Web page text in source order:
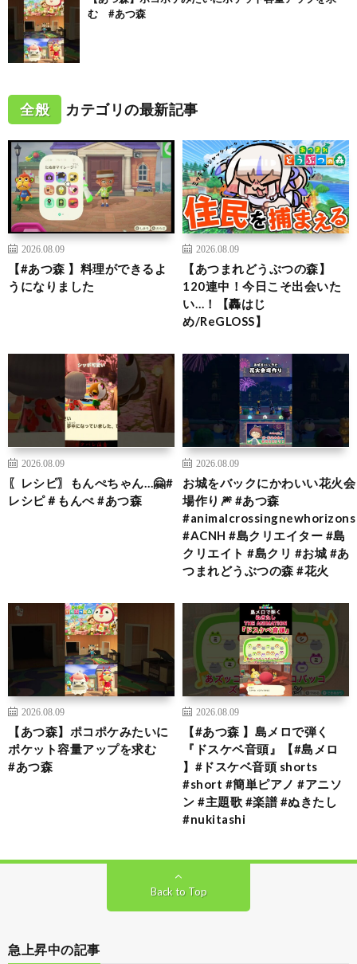
む #あつ森
全般 カテゴリの最新記事
2026.08.09
【#あつ森 】料理ができるよ
うになりました
2026.08.09
【あつまれどうぶつの森】
120連中！今日こそ出会いた
い…！【轟はじ
め/ReGLOSS】
2026.08.09
〖レシピ〗もんぺちゃん…🤗#
レシピ＃もんぺ #あつ森
2026.08.09
お城をバックにかわいい花火会
場作り🎆 #あつ森
#animalcrossingnewhorizons
#ACNH #島クリエイター #島
クリエイト #島クリ #お城 #あ
つまれどうぶつの森 #花火
2026.08.09
【あつ森】ポコポケみたいに
ポケット容量アップを求む
#あつ森
2026.08.09
【#あつ森 】島メロで弾く
『ドスケベ音頭』【#島メロ
】#ドスケベ音頭 shorts
#short #簡単ピアノ #アニソ
ン #主題歌 #楽譜 #ぬきたし
#nukitashi
Back to Top
急上昇中の記事